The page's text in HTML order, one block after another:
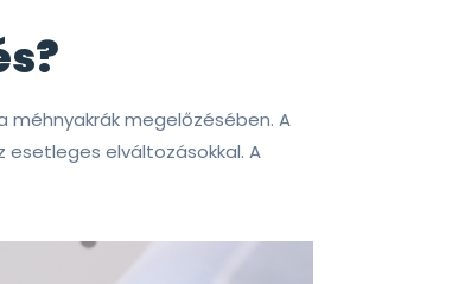
méhnyakrák megelőzésében. A
elváltozásokkal. A